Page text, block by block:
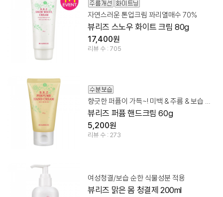
자연스러운 톤업크림 꽈리열매수 70%
뷰리즈 스노우 화이트 크림 80g
17,400원
리뷰 수 : 705
향긋한 퍼퓸이 가득~! 미백 & 주름 & 보습 한번에!
뷰리즈 퍼퓸 핸드크림 60g
5,200원
리뷰 수 : 273
여성청결/보습 순한 식물성분 적용
뷰리즈 맑은 몸 청결제 200ml